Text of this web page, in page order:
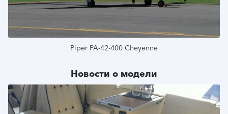
Подробнее
Piper PA-42-400 Cheyenne
Новости о модели